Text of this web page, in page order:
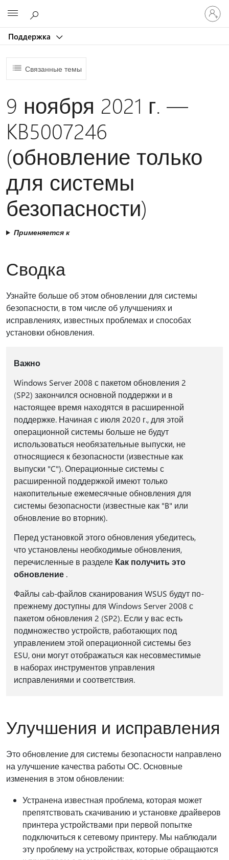
Поддержка
Связанные темы
9 ноября 2021 г. —
KB5007246
(обновление только
для системы
безопасности)
Применяется к
Сводка
Узнайте больше об этом обновлении для системы
безопасности, в том числе об улучшениях и
исправлениях, известных проблемах и способах
установки обновления.
Важно
Windows Server 2008 с пакетом обновления 2
(SP2) закончился основной поддержки и в
настоящее время находятся в расширенной
поддержке. Начиная с июля 2020 г., для этой
операционной системы больше не будут
использоваться необязательные выпуски, не
относящиеся к безопасности (известные как
выпуски "C"). Операционные системы с
расширенной поддержкой имеют только
накопительные ежемесячные обновления для
системы безопасности (известные как "B" или
обновление во вторник).
Перед установкой этого обновления убедитесь,
что установлены необходимые обновления,
перечисленные в разделе Как получить это
обновление.
Файлы cab-файлов сканирования WSUS будут по-
прежнему доступны для Windows Server 2008 с
пакетом обновления 2 (SP2). Если у вас есть
подмножество устройств, работающих под
управлением этой операционной системы без
ESU, они могут отображаться как несовместимые
в наборах инструментов управления
исправлениями и соответствия.
Улучшения и исправления
Это обновление для системы безопасности направлено
на улучшение качества работы ОС. Основные
изменения в этом обновлении:
Устранена известная проблема, которая может
препятствовать скачиванию и установке драйверов
принтера устройствами при первой попытке
подключиться к сетевому принтеру. Мы наблюдали
эту проблему на устройствах, которые обращаются